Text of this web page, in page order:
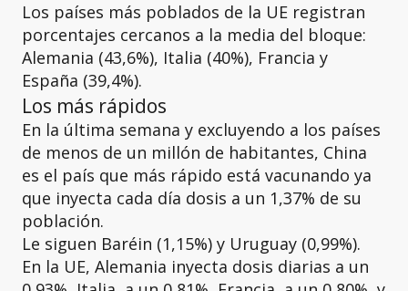
Los países más poblados de la UE registran
porcentajes cercanos a la media del bloque:
Alemania (43,6%), Italia (40%), Francia y
España (39,4%).
Los más rápidos
En la última semana y excluyendo a los países
de menos de un millón de habitantes, China
es el país que más rápido está vacunando ya
que inyecta cada día dosis a un 1,37% de su
población.
Le siguen Baréin (1,15%) y Uruguay (0,99%).
En la UE, Alemania inyecta dosis diarias a un